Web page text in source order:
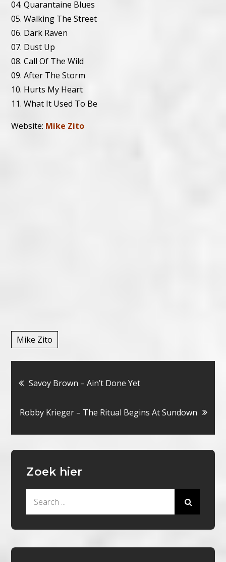
04. Quarantaine Blues
05. Walking The Street
06. Dark Raven
07. Dust Up
08. Call Of The Wild
09. After The Storm
10. Hurts My Heart
11. What It Used To Be
Website: Mike Zito
Mike Zito
Bericht
navigatie
Savoy Brown – Ain’t Done Yet
Robby Krieger – The Ritual Begins At Sundown
Zoek hier